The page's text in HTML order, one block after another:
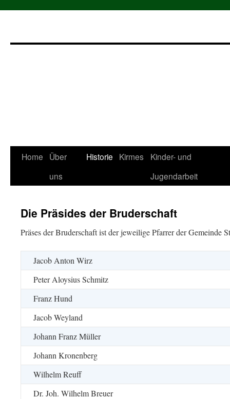
Zum
Home
Über
uns
Historie Kirmes
Kinder- und
Jugendarbeit
Die Präsides der Bruderschaft
Präses der Bruderschaft ist der jeweilige Pfarrer der Gemeinde
Jacob Anton Wirz
Peter Aloysius Schmitz
Franz Hund
Jacob Weyland
Johann Franz Müller
Johann Kronenberg
Wilhelm Reuff
Dr. Joh. Wilhelm Breuer